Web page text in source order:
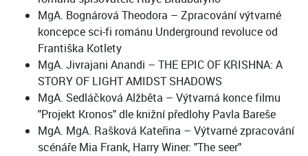
MgA. Bognárová Theodora – Zpracování výtvarné
koncepce sci-fi románu Underground revoluce od
Františka Kotlety
MgA. Jivrajani Anandi – THE EPIC OF KRISHNA: A
STORY OF LIGHT AMIDST SHADOWS
MgA. Sedláčková Alžběta – Výtvarná konce filmu
"Projekt Kronos" dle knižní předlohy Pavla Bareše
MgA. MgA. Rašková Kateřina – Výtvarné zpracování
scénáře Mia Frank, Harry Winer: "The seer"